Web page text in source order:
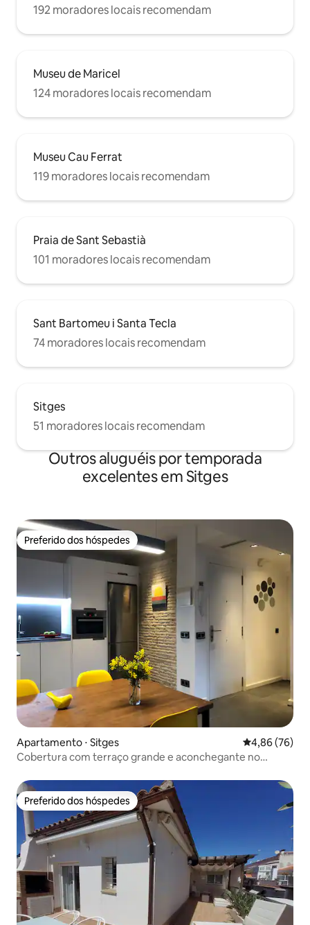
apply based on the length of your stay.
192 moradores locais recomendam
Museu de Maricel
124 moradores locais recomendam
Museu Cau Ferrat
119 moradores locais recomendam
Praia de Sant Sebastià
101 moradores locais recomendam
Sant Bartomeu i Santa Tecla
74 moradores locais recomendam
Sitges
51 moradores locais recomendam
Outros aluguéis por temporada
excelentes em Sitges
Preferido dos hóspedes
Preferido dos hóspedes
Apartamento ⋅ Sitges 4,86 de uma
4,86 (76)
Cobertura com terraço grande e aconchegante no
Preferido dos hóspedes
Preferido dos hóspedes